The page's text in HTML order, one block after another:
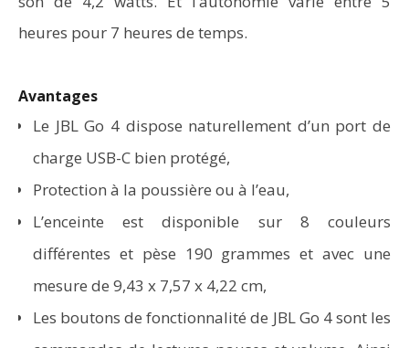
heures pour 7 heures de temps.
Avantages
Le JBL Go 4 dispose naturellement d’un port de
charge USB-C bien protégé,
Protection à la poussière ou à l’eau,
L’enceinte est disponible sur 8 couleurs
différentes et pèse 190 grammes et avec une
mesure de 9,43 x 7,57 x 4,22 cm,
Les boutons de fonctionnalité de JBL Go 4 sont les